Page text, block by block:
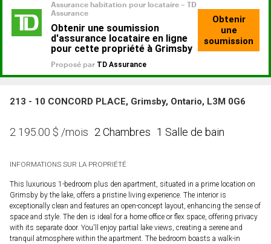
213 - 10 CONCORD PLACE, Grimsby, Ontario, L3M 0G6
2 195.00 $ /mois 2 Chambres 1 Salle de bain
INFORMATIONS SUR LA PROPRIÉTÉ
This luxurious 1-bedroom plus den apartment, situated in a prime location on
Grimsby by the lake, offers a pristine living experience. The interior is
exceptionally clean and features an open-concept layout, enhancing the sense of
space and style. The den is ideal for a home office or flex space, offering privacy
with its separate door. You'll enjoy partial lake views, creating a serene and
tranquil atmosphere within the apartment. The bedroom boasts a walk-in